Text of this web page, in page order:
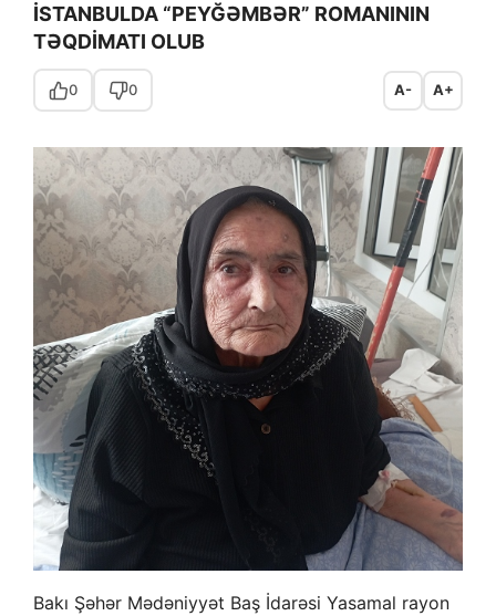
İSTANBULDA “PEYĞƏMBƏR” ROMANININ
TƏQDİMATI OLUB
0 0 A- A+
Bakı Şəhər Mədəniyyət Baş İdarəsi Yasamal rayon